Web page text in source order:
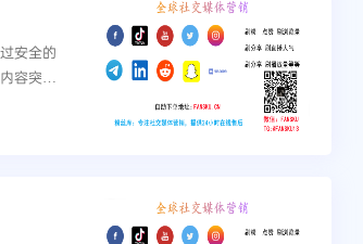
安全的
容突破